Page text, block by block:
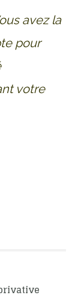
avez la
pour
votre